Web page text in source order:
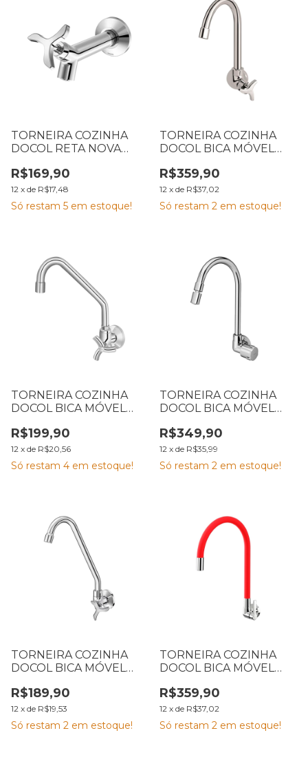
TORNEIRA COZINHA
DOCOL RETA NOVA
R$169,90
12 x de R$17,48
Só restam 5 em estoque!
TORNEIRA COZINHA
DOCOL BICA MÓVEL
CROMADA
R$359,90
12 x de R$37,02
Só restam 2 em estoque!
TORNEIRA COZINHA
DOCOL BICA MÓVEL
CROMADA
R$199,90
12 x de R$20,56
Só restam 4 em estoque!
TORNEIRA COZINHA
DOCOL BICA MÓVEL
CROMADA
R$349,90
12 x de R$35,99
Só restam 2 em estoque!
TORNEIRA COZINHA
DOCOL BICA MÓVEL
PERTUTTI CROMADA
R$189,90
12 x de R$19,53
Só restam 2 em estoque!
TORNEIRA COZINHA
DOCOL BICA MÓVEL
CROMADA RED
R$359,90
12 x de R$37,02
Só restam 2 em estoque!